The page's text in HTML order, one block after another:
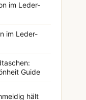
im Leder-
im Leder-
Guide
hält